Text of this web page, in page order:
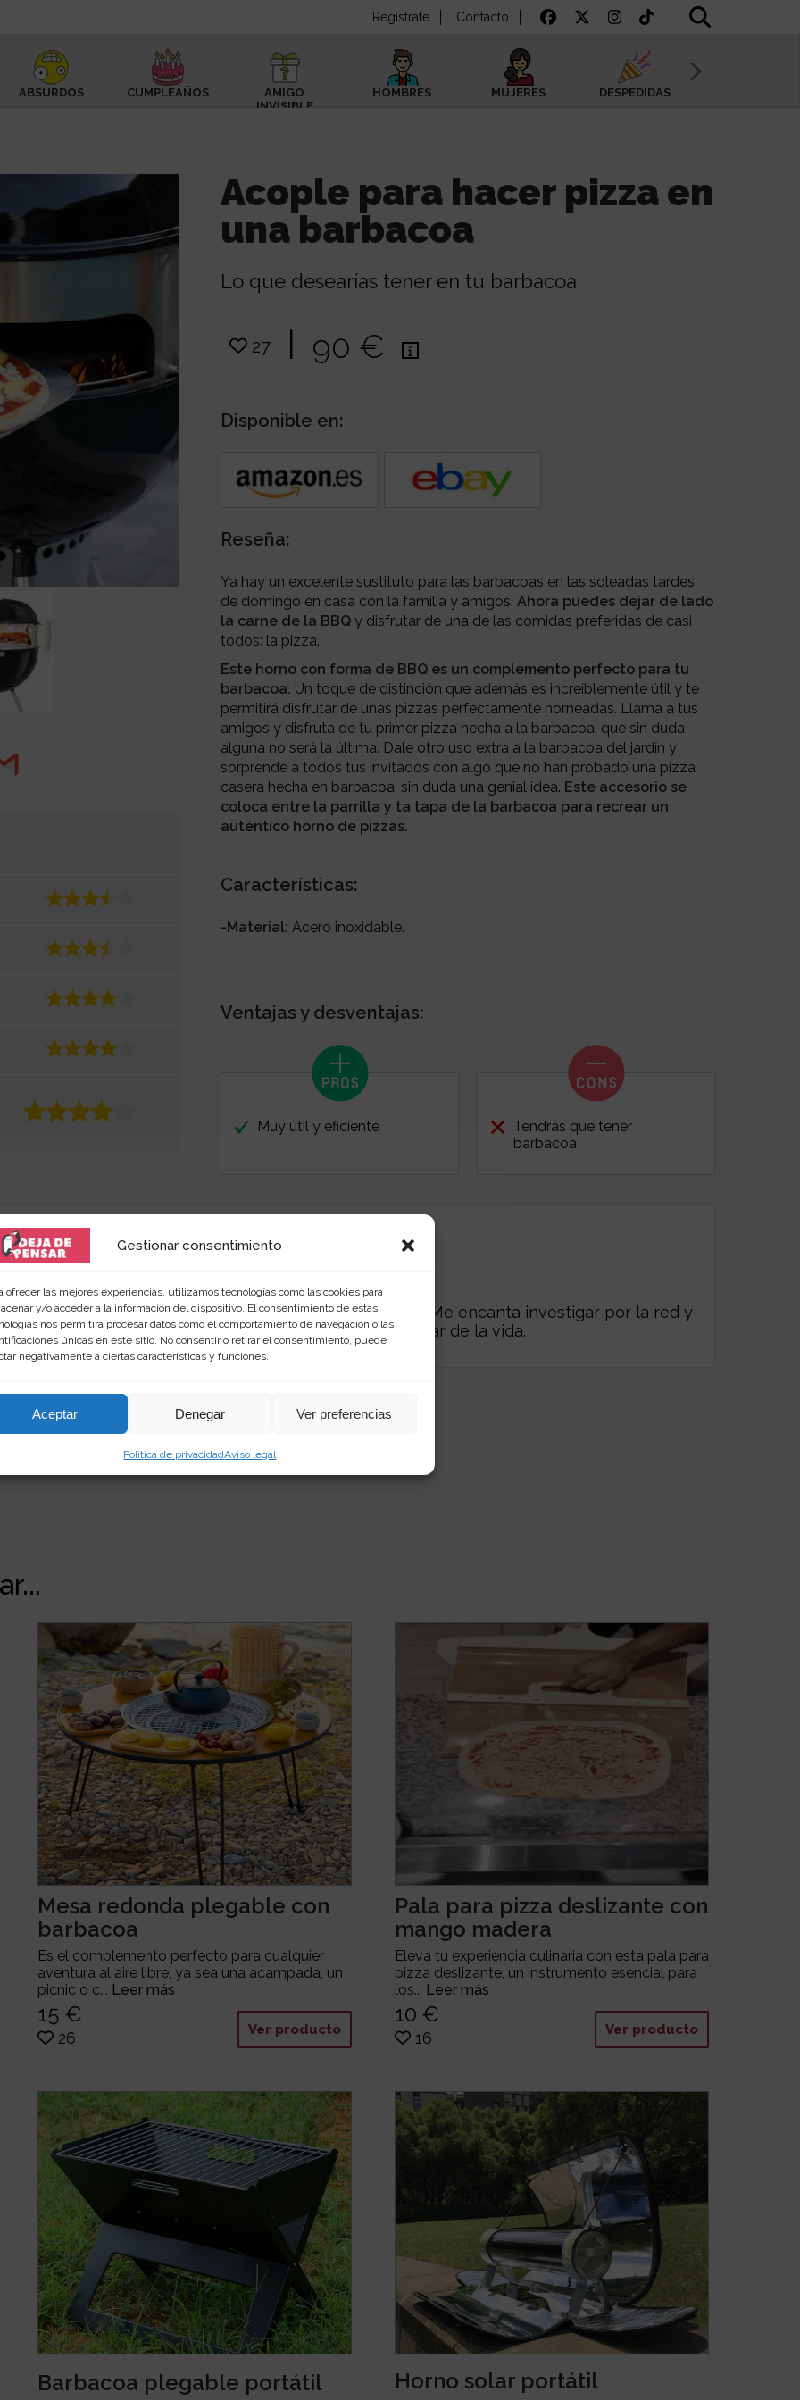
Gestionar consentimiento
ofrecer las mejores experiencias, utilizamos tecnologías como las cookies para
y/o acceder a la información del dispositivo. El consentimiento de estas
nos permitirá procesar datos como el comportamiento de navegación o las
únicas en este sitio. No consentir o retirar el consentimiento, puede
negativamente a ciertas características y funciones.
Aceptar Denegar Ver preferencias
Política de privacidadAviso legal
Regístrate Contacto
ABSURDOS CUMPLEAÑOS
AMIGO
INVISIBLE
HOMBRES MUJERES DESPEDIDAS
Acople para hacer pizza en
una barbacoa
Lo que desearías tener en tu barbacoa
27 | 90 €
Disponible en:
Reseña:
Ya hay un excelente sustituto para las barbacoas en las soleadas tardes
de domingo en casa con la familia y amigos. Ahora puedes dejar de lado
la carne de la BBQ y disfrutar de una de las comidas preferidas de casi
todos: la pizza.
Este horno con forma de BBQ es un complemento perfecto para tu
barbacoa. Un toque de distinción que además es increíblemente útil y te
permitirá disfrutar de unas pizzas perfectamente horneadas. Llama a tus
amigos y disfruta de tu primer pizza hecha a la barbacoa, que sin duda
alguna no será la última. Dale otro uso extra a la barbacoa del jardín y
sorprende a todos tus invitados con algo que no han probado una pizza
casera hecha en barbacoa, sin duda una genial idea. Este accesorio se
coloca entre la parrilla y ta tapa de la barbacoa para recrear un
auténtico horno de pizzas.
Características:
-Material: Acero inoxidable.
Ventajas y desventajas:
Muy útil y eficiente
Tendrás que tener
barbacoa
amante de las palabras y de los productos singulares. Me encanta investigar por la red y
endejadepensar.com. Me gusta el mar y disfrutar de la vida.
Mesa redonda plegable con
barbacoa
Es el complemento perfecto para cualquier
aventura al aire libre, ya sea una acampada, un
picnic o c... Leer más
15 €
26 Ver producto
Pala para pizza deslizante con
mango madera
Eleva tu experiencia culinaria con esta pala para
pizza deslizante, un instrumento esencial para
los... Leer más
10 €
16 Ver producto
Barbacoa plegable portátil Horno solar portátil